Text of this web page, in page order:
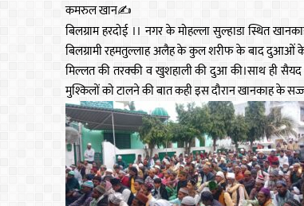
कमरुल खान✍️
बिलग्राम हरदोई ।। नगर के मोहल्ला सुल्हाडा स्थित
बिलग्रामी रहमतुल्लाह अलैह के कुल शरीफ के बाद दुआओं के
मिल्लत की तरक्की व खुशहाली की दुआ की।साथ ही
मुश्किलों को टालने की बात कही इस दौरान खानकाह के